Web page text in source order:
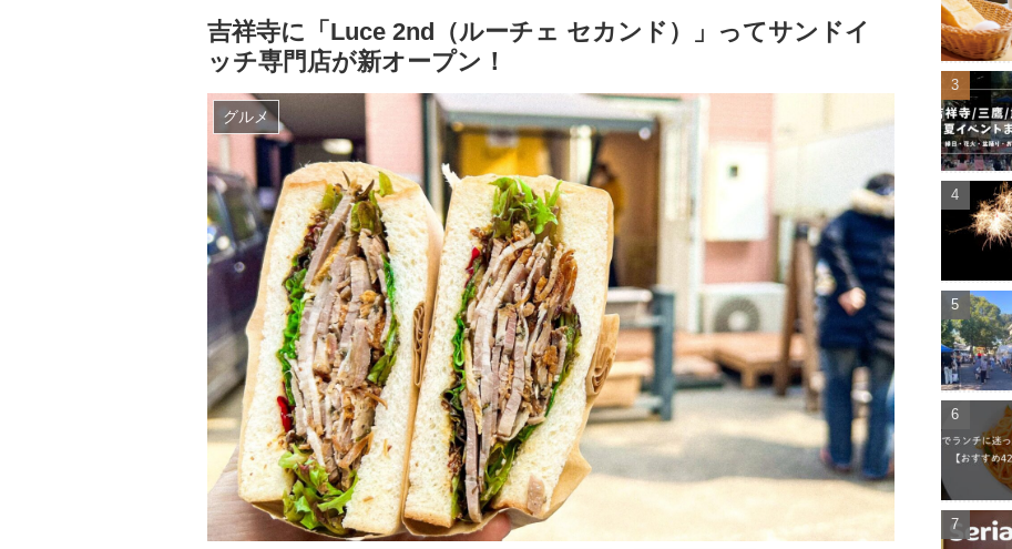
吉祥寺に「Luce 2nd（ルーチェ セカンド）」ってサンドイ
ッチ専門店が新オープン！
グルメ